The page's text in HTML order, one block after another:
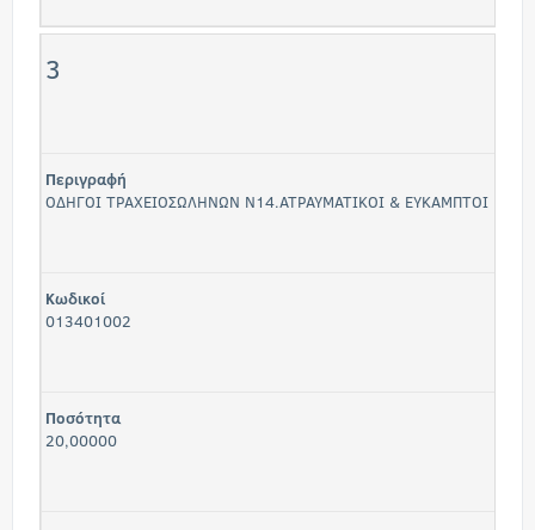
3
Περιγραφή
ΟΔΗΓΟΙ ΤΡΑΧΕΙΟΣΩΛΗΝΩΝ Ν14.ΑΤΡΑΥΜΑΤΙΚΟΙ & ΕΥΚΑΜΠΤΟΙ
Κωδικοί
013401002
Ποσότητα
20,00000